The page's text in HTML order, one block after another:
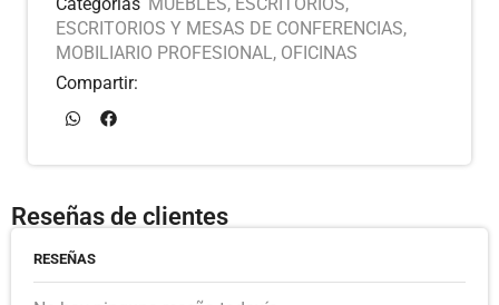
ESCRITORIOS Y MESAS DE CONFERENCIAS,
MOBILIARIO PROFESIONAL, OFICINAS
Compartir:
Reseñas de clientes
RESEÑAS